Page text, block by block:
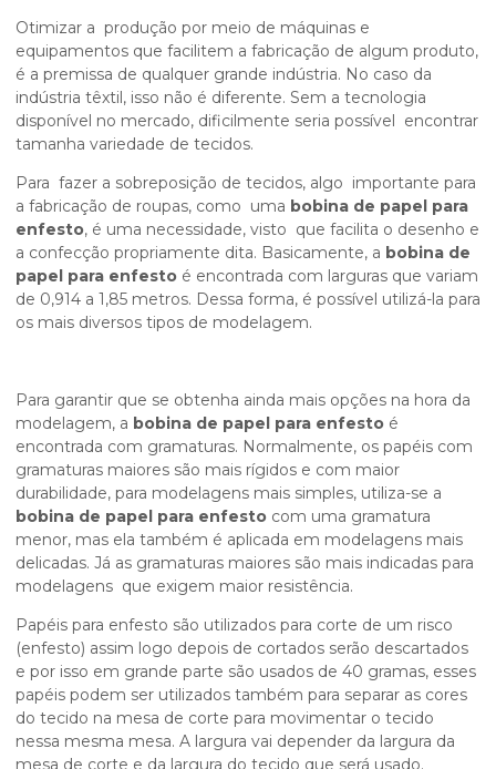
Otimizar a produção por meio de máquinas e
equipamentos que facilitem a fabricação de algum produto,
é a premissa de qualquer grande indústria. No caso da
indústria têxtil, isso não é diferente. Sem a tecnologia
disponível no mercado, dificilmente seria possível encontrar
tamanha variedade de tecidos.
Para fazer a sobreposição de tecidos, algo importante para
a fabricação de roupas, como uma bobina de papel para
enfesto, é uma necessidade, visto que facilita o desenho e
a confecção propriamente dita. Basicamente, a bobina de
papel para enfesto é encontrada com larguras que variam
de 0,914 a 1,85 metros. Dessa forma, é possível utilizá-la para
os mais diversos tipos de modelagem.
Para garantir que se obtenha ainda mais opções na hora da
modelagem, a bobina de papel para enfesto é
encontrada com gramaturas. Normalmente, os papéis com
gramaturas maiores são mais rígidos e com maior
durabilidade, para modelagens mais simples, utiliza-se a
bobina de papel para enfesto com uma gramatura
menor, mas ela também é aplicada em modelagens mais
delicadas. Já as gramaturas maiores são mais indicadas para
modelagens que exigem maior resistência.
Papéis para enfesto são utilizados para corte de um risco
(enfesto) assim logo depois de cortados serão descartados
e por isso em grande parte são usados de 40 gramas, esses
papéis podem ser utilizados também para separar as cores
do tecido na mesa de corte para movimentar o tecido
nessa mesma mesa. A largura vai depender da largura da
mesa de corte e da largura do tecido que será usado.